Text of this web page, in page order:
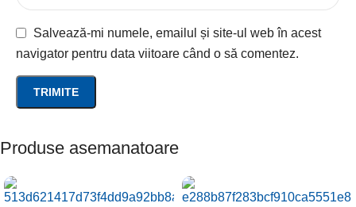
Salvează-mi numele, emailul și site-ul web în acest
navigator pentru data viitoare când o să comentez.
Produse asemanatoare